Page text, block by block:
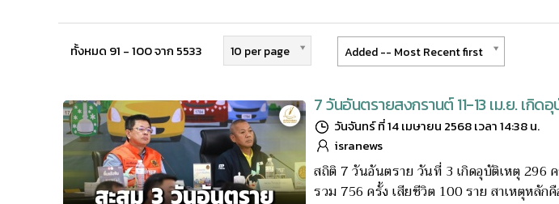
ทั้งหมด 91 - 100 จาก 5533 10 per page Added -- Most Recent first
7 วันอันตรายสงกรานต์ 11-13 เม.ย. เกิ
วันจันทร์ ที่ 14 เมษายน 2568 เวลา 14:38 น.
isranews
สถิติ 7 วันอันตราย วันที่ 3 เกิดอุบัติเหตุ 296
รวม 756 ครั้ง เสียชีวิต 100 ราย สาเหตุหลัก